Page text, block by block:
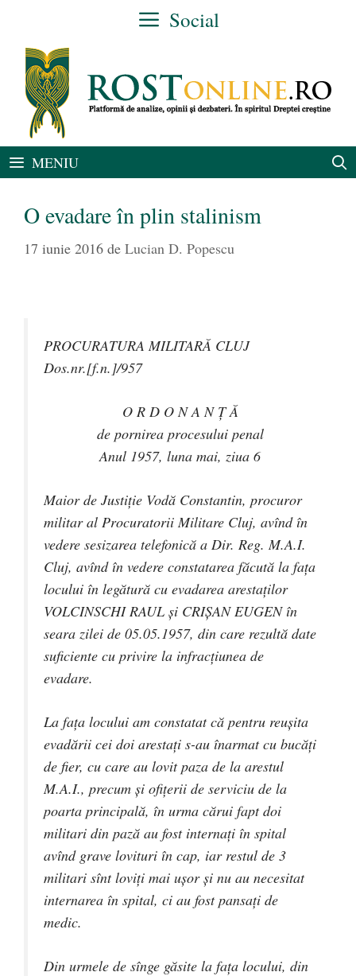
conținut
Social
MENIU
O evadare în plin stalinism
17 iunie 2016 de Lucian D. Popescu
PROCURATURA MILITARĂ CLUJ
Dos.nr.[f.n.]/957
O R D O N A N Ţ Ă
de pornirea procesului penal
Anul 1957, luna mai, ziua 6
Maior de Justiţie Vodă Constantin, procuror
militar al Procuratorii Militare Cluj, avînd în
vedere sesizarea telefonică a Dir. Reg. M.A.I.
Cluj, avînd în vedere constatarea făcută la faţa
locului în legătură cu evadarea arestaţilor
VOLCINSCHI RAUL şi CRIȘAN EUGEN în
seara zilei de 05.05.1957, din care rezultă date
suficiente cu privire la infracţiunea de
evadare.
La faţa locului am constatat că pentru reuşita
evadării cei doi arestaţi s-au înarmat cu bucăţi
de fier, cu care au lovit paza de la arestul
M.A.I., precum şi ofiţerii de serviciu de la
poarta principală, în urma cărui fapt doi
militari din pază au fost internaţi în spital
avînd grave lovituri în cap, iar restul de 3
militari sînt loviţi mai uşor şi nu au necesitat
internarea în spital, ci au fost pansaţi de
medic.
Din urmele de sînge găsite la faţa locului, din